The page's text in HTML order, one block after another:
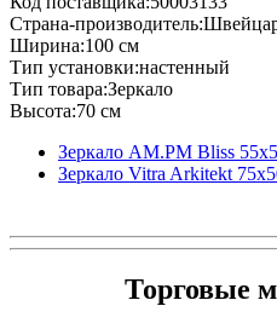
Страна-
Ширина:100 см
Тип установки:настенный
Тип товара:Зеркало
Высота:70 см
Зеркало AM.PM Bliss
Зеркало Vitra Arkitekt
Торговые